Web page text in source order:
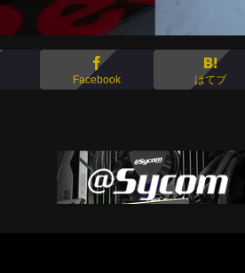
Facebook はてブ